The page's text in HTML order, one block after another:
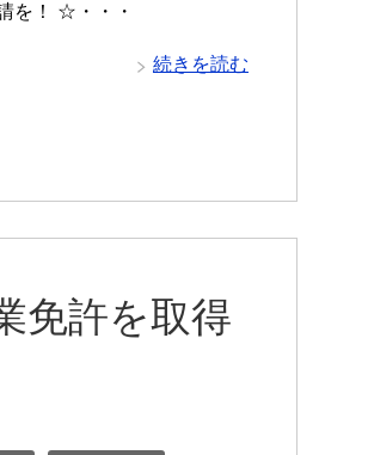
を！ ☆・・・
続きを読む
免許を取得